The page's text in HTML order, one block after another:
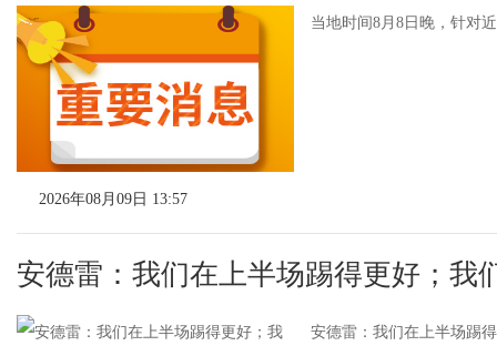
当地时间8月8日晚，针对
2026年08月09日 13:57
安德雷：我们在上半场踢得更好；我
安德雷：我们在上半场踢